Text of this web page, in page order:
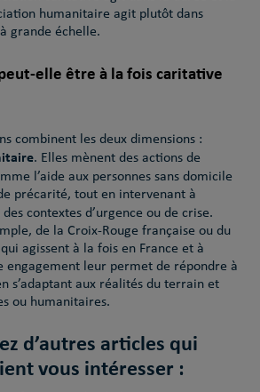
humanitaire agit plutôt dans
grande échelle.
elle être à la fois caritative
combinent les deux dimensions :
. Elles mènent des actions de
l’aide aux personnes sans domicile
précarité, tout en intervenant à
des contextes d’urgence ou de crise.
de la Croix-Rouge française ou du
agissent à la fois en France et à
engagement leur permet de répondre à
s’adaptant aux réalités du terrain et
ou humanitaires.
d’autres articles qui
vous intéresser :